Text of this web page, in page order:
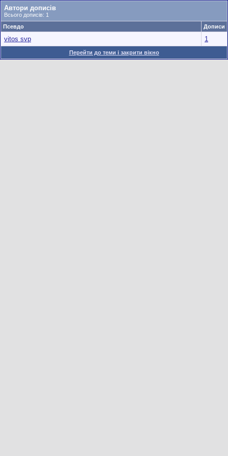
Автори дописів
Всього дописів: 1
Псевдо
Дописи
vitos svp 1
Перейти до теми і закрити вікно